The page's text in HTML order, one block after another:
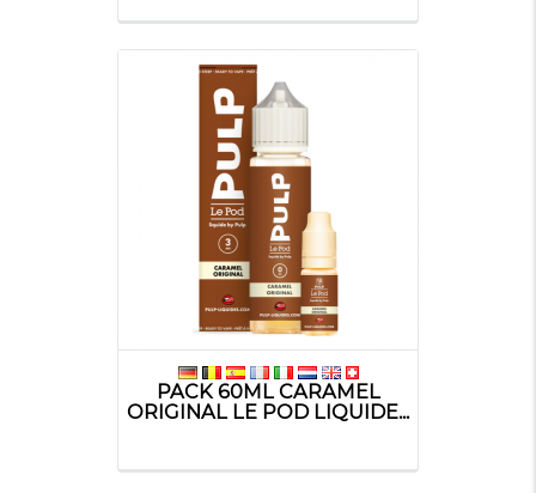
PACK 60ML CARAMEL
ORIGINAL LE POD LIQUIDE...